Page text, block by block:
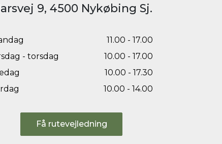
9, 4500 Nykøbing Sj.
11.00 - 17.00
- torsdag
10.00 - 17.00
10.00 - 17.30
10.00 - 14.00
Få rutevejledning